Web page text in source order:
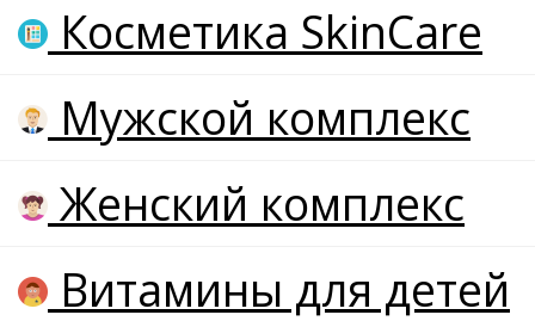
Косметика SkinCare
Мужской комплекс
Женский комплекс
Витамины для детей